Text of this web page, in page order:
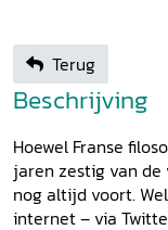
Terug
Beschrijving
Hoewel Franse
jaren zestig van
nog altijd voort.
internet – via